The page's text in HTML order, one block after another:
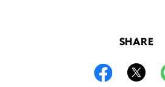
SHARE